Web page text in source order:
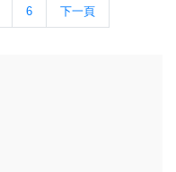
6 下一頁